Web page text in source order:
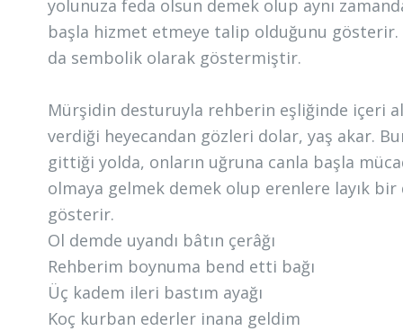
yolunuza feda olsun demek olup aynı
başla hizmet etmeye talip olduğunu
da sembolik olarak göstermiştir.
Mürşidin desturuyla rehberin eşliğinde içeri
verdiği heyecandan gözleri dolar, yaş akar.
gittiği yolda, onların uğruna canla başla
olmaya gelmek demek olup erenlere layık
gösterir.
Ol demde uyandı bâtın çerâğı
Rehberim boynuma bend etti bağı
Üç kadem ileri bastım ayağı
Koç kurban ederler inana geldim